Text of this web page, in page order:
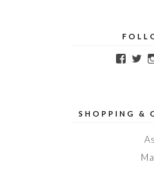
Voir
sursur
SHOPPING &